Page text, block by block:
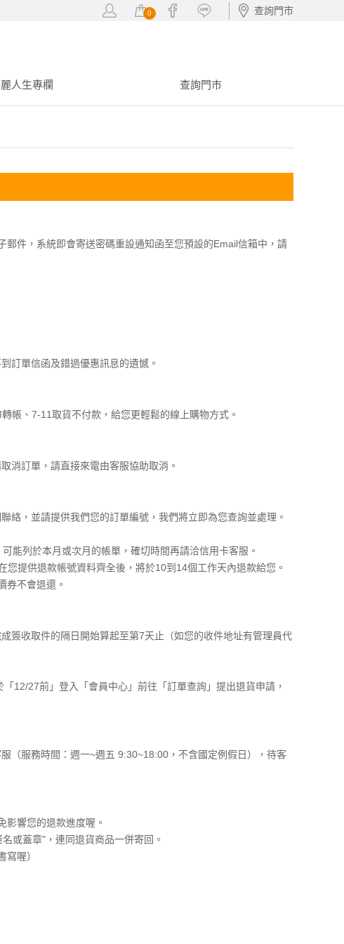
0 查詢門市
人生專欄 查詢門市
件，系統即會寄送密碼重設通知函至您預設的Email信箱中，請
訂單信函及錯過優惠訊息的遺憾。
帳、7-11取貨不付款，給您更輕鬆的線上購物方式。
消訂單，請直接來電由客服協助取消。
絡，並請提供我們您的訂單編號，我們將立即為您查詢並處理。
能列於本月或次月的帳單，確切時間再請洽信用卡客服。
提供退款帳號資料齊全後，將於10到14個工作天內退款給您。
券不會退還。
簽收取件的隔日開始算起至第7天止（如您的收件地址有管理員代
12/27前」登入「會員中心」前往「訂單查詢」提出退貨申請，
（服務時間：週一~週五 9:30~18:00，不含國定例假日），待客
影響您的退款進度喔。
或蓋章"，連同退貨商品一併寄回。
喔）